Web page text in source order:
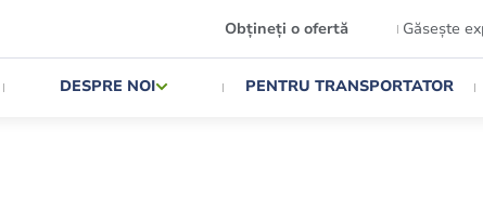
Obțineți o ofertă Găsește
DESPRE NOI PENTRU TRANSPORTATOR